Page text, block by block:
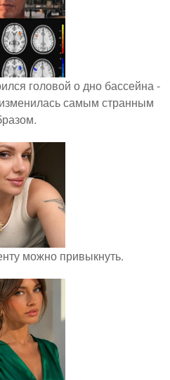
головой о дно бассейна -
самым странным
можно привыкнуть.